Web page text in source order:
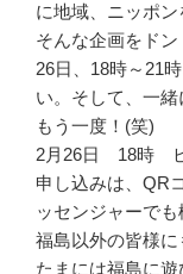
に地域、ニッポン
そんな企画をド
26日、18時～21
い。そして、一緒
もう一度！(笑)
2月26日 18時 ビ
申し込みは、QR
ッセンジャーでも
福島以外の皆様に
たまには福島に遊